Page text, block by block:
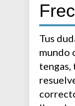
Tus
mundo
tengas,